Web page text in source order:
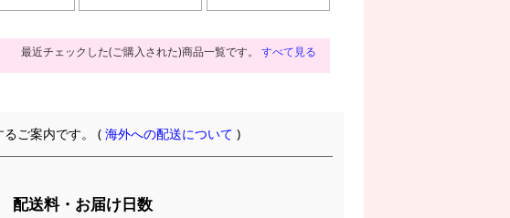
最近チェックした(ご購入された)商品一覧です。 すべて見る
ご案内です。 (海外への配送について )
配送料・お届け日数